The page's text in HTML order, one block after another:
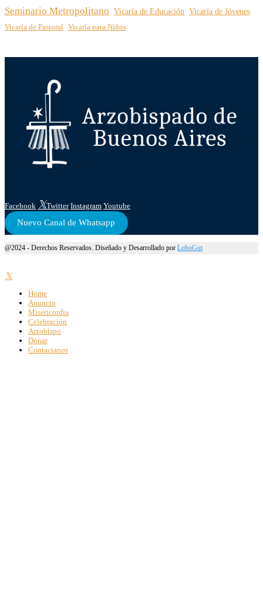
Seminario Metropolitano Vicaría de Educación Vicaría de Jóvenes
Vicaría de Pastoral Vicaría para Niños
Facebook Twitter Instagram Youtube
Nuevo Canal de Whatsapp
@2024 - Derechos Reservados. Diseñado y Desarrollado por LoboGut
Home
Anuncio
Misericordia
Celebración
Arzobispo
Donar
Contactanos